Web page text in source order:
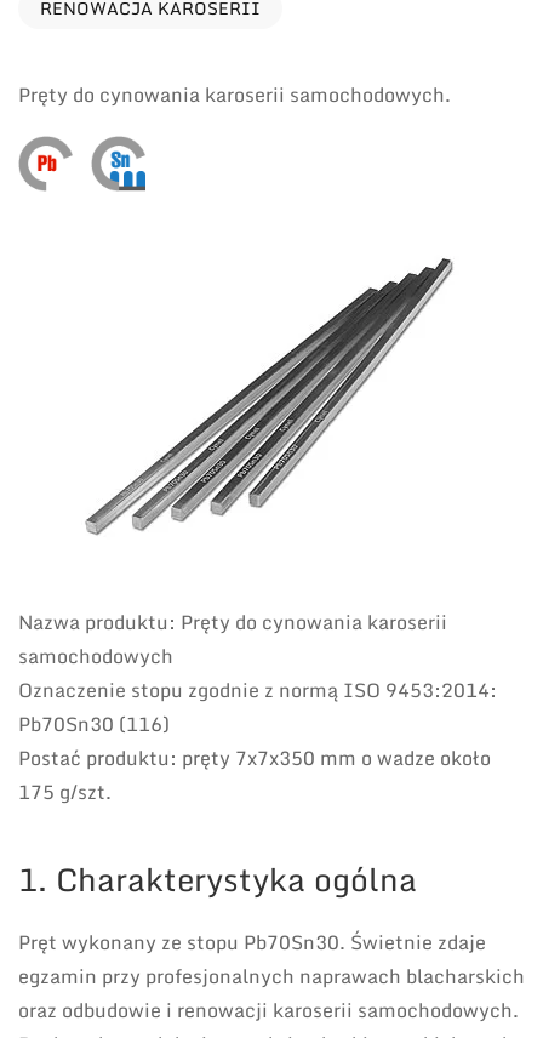
RENOWACJA KAROSERII
Pręty do cynowania karoserii samochodowych.
Nazwa produktu: Pręty do cynowania karoserii
samochodowych
Oznaczenie stopu zgodnie z normą ISO 9453:2014:
Pb70Sn30 (116)
Postać produktu: pręty 7x7x350 mm o wadze około
175 g/szt.
1. Charakterystyka ogólna
Pręt wykonany ze stopu Pb70Sn30. Świetnie zdaje
egzamin przy profesjonalnych naprawach blacharskich
oraz odbudowie i renowacji karoserii samochodowych.